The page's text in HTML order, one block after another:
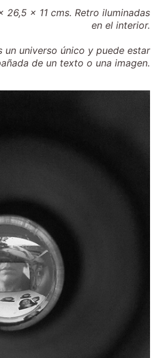
26,5 x 11 cms. Retro iluminadas
en el interior.
un universo único y puede estar
de un texto o una imagen.